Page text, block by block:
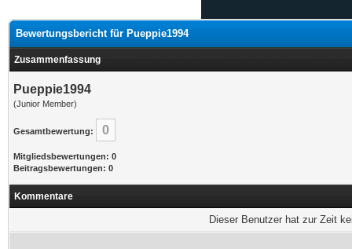
Bewertungsbericht für Pueppie1994
Zusammenfassung
Pueppie1994
(Junior Member)
Gesamtbewertung: 0
Mitgliedsbewertungen: 0
Beitragsbewertungen: 0
Kommentare
Dieser Benutzer hat zur Zeit